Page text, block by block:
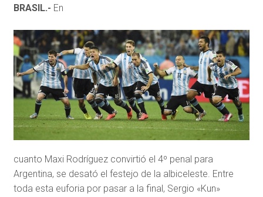
BRASIL.- En
cuanto Maxi Rodríguez convirtió el 4º penal para
Argentina, se desató el festejo de la albiceleste. Entre
toda esta euforia por pasar a la final, Sergio «Kun»